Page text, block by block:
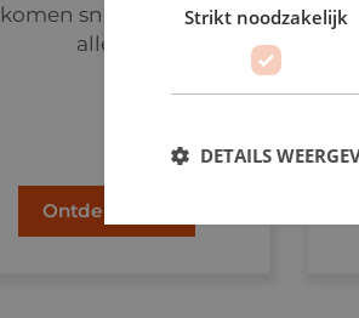
komen snuisteren in
alles...
Ontdek meer
Strikt noodzakelijk
DETAILS